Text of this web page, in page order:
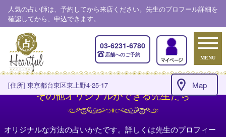
人気の占い師は、予約してから来店ください。先生のプロフール詳細を
確認してから、申込できます。
MENU
[住所] 東京都台東区東上野4-25-17 Map
03-6231-6780
店舗へのご予約
その他オリジナルができる先生たち
オリジナルな方法の占いかたです。詳しくは先生のプロフィー